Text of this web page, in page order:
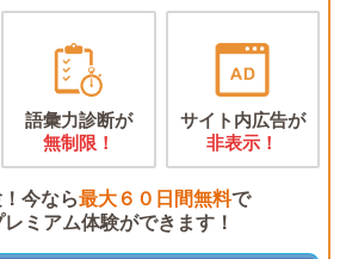
語彙力診断が
無制限！
サイト内広告が
非表示！
今なら最大６０日間無料で
ミアム体験ができます！